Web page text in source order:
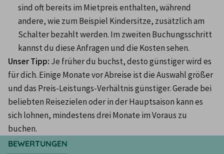
sind oft bereits im Mietpreis enthalten, während
andere, wie zum Beispiel Kindersitze, zusätzlich am
Schalter bezahlt werden. Im zweiten Buchungsschritt
kannst du diese Anfragen und die Kosten sehen.
Unser Tipp: Je früher du buchst, desto günstiger wird es
für dich. Einige Monate vor Abreise ist die Auswahl größer
und das Preis-Leistungs-Verhältnis günstiger. Gerade bei
beliebten Reisezielen oder in der Hauptsaison kann es
sich lohnen, mindestens drei Monate im Voraus zu
buchen.
BEWERTUNGEN